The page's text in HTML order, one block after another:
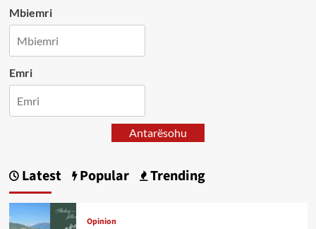
Mbiemri
Emri
Antarësohu
Latest Popular Trending
Opinion